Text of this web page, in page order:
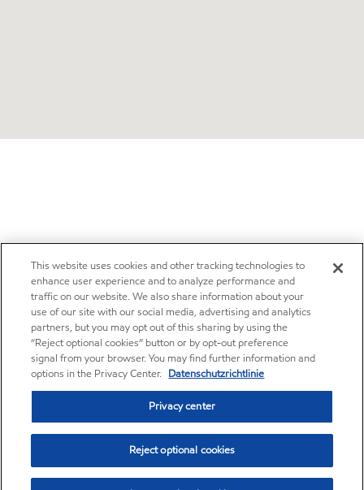
This website uses cookies and other tracking technologies to
enhance user experience and to analyze performance and
traffic on our website. We also share information about your
use of our site with our social media, advertising and analytics
partners, but you may opt out of this sharing by using the
“Reject optional cookies” button or by opt-out preference
signal from your browser. You may find further information and
options in the Privacy Center. Datenschutzrichtlinie
Privacy center
Reject optional cookies